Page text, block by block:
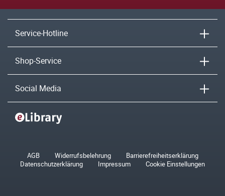
Service-Hotline
Shop-Service
Social Media
AGB Widerrufsbelehrung
Barrierefreiheitserklärung
Datenschutzerklärung
Impressum Cookie Einstellungen